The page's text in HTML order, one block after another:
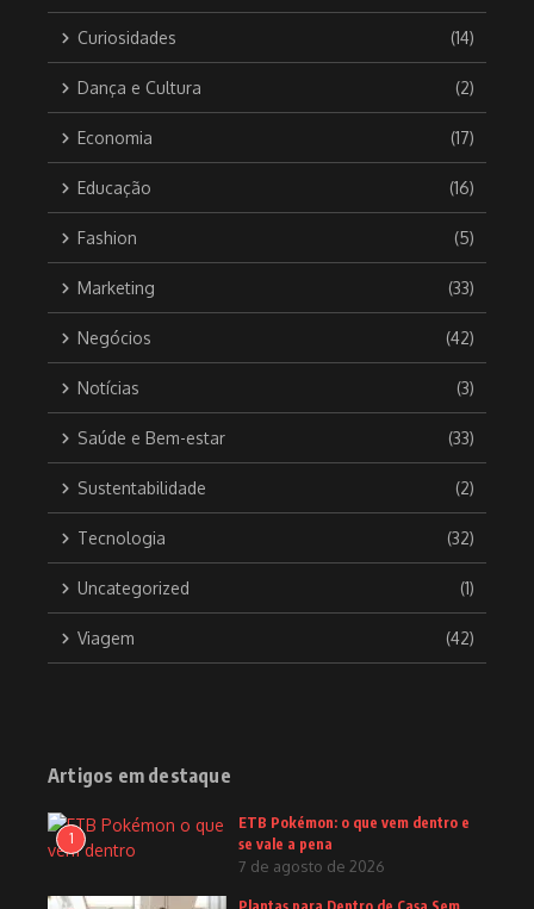
Curiosidades (14)
Dança e Cultura (2)
Economia (17)
Educação (16)
Fashion (5)
Marketing (33)
Negócios (42)
Notícias (3)
Saúde e Bem-estar (33)
Sustentabilidade (2)
Tecnologia (32)
Uncategorized (1)
Viagem (42)
Artigos em destaque
1
ETB Pokémon: o que vem dentro e
se vale a pena
7 de agosto de 2026